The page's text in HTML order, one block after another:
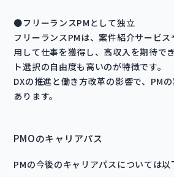
●フリーランスPMとして独立
フリーランスPMは、案件紹介サービ
用して仕事を獲得し、高収入を期待で
ト選択の自由度も高いのが特徴です。
DXの推進と働き方改革の影響で、PM
あります。
PMOのキャリアパス
PMの今後のキャリアパスについては以